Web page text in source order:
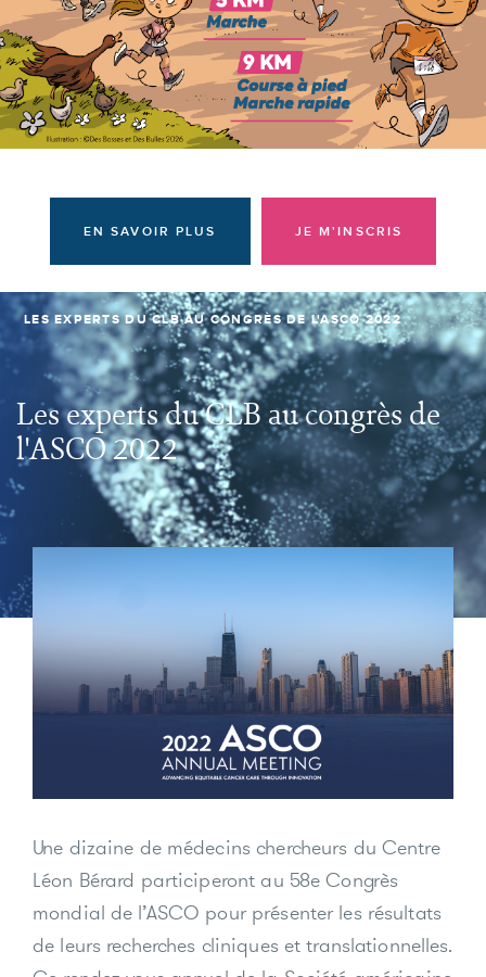
Actualités
Prendre rendez-vous
EN SAVOIR PLUS JE M'INSCRIS
LES EXPERTS DU CLB AU CONGRÈS DE L'ASCO 2022
Les experts du CLB au congrès de
l'ASCO 2022
Une dizaine de médecins chercheurs du Centre
Léon Bérard participeront au 58e Congrès
mondial de l’ASCO pour présenter les résultats
de leurs recherches cliniques et translationnelles.